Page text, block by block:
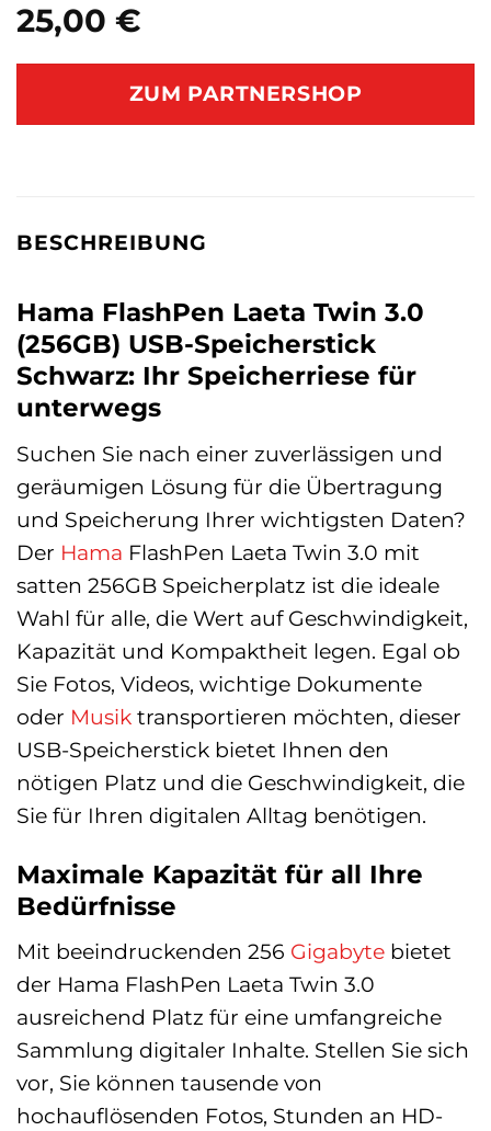
25,00 €
ZUM PARTNERSHOP
BESCHREIBUNG
Hama FlashPen Laeta Twin 3.0
(256GB) USB-Speicherstick
Schwarz: Ihr Speicherriese für
unterwegs
Suchen Sie nach einer zuverlässigen und
geräumigen Lösung für die Übertragung
und Speicherung Ihrer wichtigsten Daten?
Der Hama FlashPen Laeta Twin 3.0 mit
satten 256GB Speicherplatz ist die ideale
Wahl für alle, die Wert auf Geschwindigkeit,
Kapazität und Kompaktheit legen. Egal ob
Sie Fotos, Videos, wichtige Dokumente
oder Musik transportieren möchten, dieser
USB-Speicherstick bietet Ihnen den
nötigen Platz und die Geschwindigkeit, die
Sie für Ihren digitalen Alltag benötigen.
Maximale Kapazität für all Ihre
Bedürfnisse
Mit beeindruckenden 256 Gigabyte bietet
der Hama FlashPen Laeta Twin 3.0
ausreichend Platz für eine umfangreiche
Sammlung digitaler Inhalte. Stellen Sie sich
vor, Sie können tausende von
hochauflösenden Fotos, Stunden an HD-